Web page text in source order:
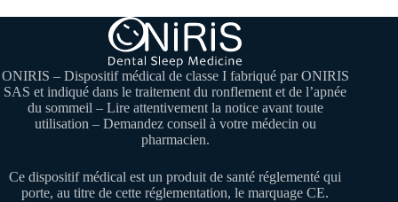
ONIRIS – Dispositif médical de classe I fabriqué par ONIRIS
SAS et indiqué dans le traitement du ronflement et de l’apnée
du sommeil – Lire attentivement la notice avant toute
utilisation – Demandez conseil à votre médecin ou
pharmacien.
Ce dispositif médical est un produit de santé réglementé qui
porte, au titre de cette réglementation, le marquage CE.